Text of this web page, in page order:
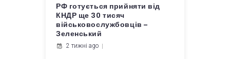
РФ готується прийняти від
КНДР ще 30 тисяч
військовослужбовців –
Зеленський
2 тижні ago